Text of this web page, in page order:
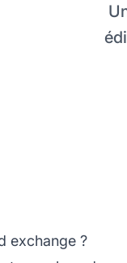
exchange ?